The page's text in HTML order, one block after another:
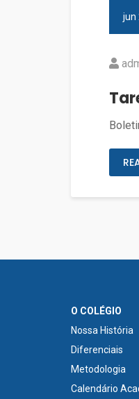
jun
O COLÉGIO
Nossa História
Diferenciais
Metodologia
Calendário